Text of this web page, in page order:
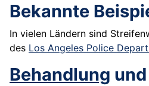
Bekannte
In vielen Ländern sind
des Los Angeles Police
Behandlung